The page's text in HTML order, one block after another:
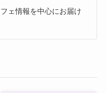
ェ情報を中心にお届け